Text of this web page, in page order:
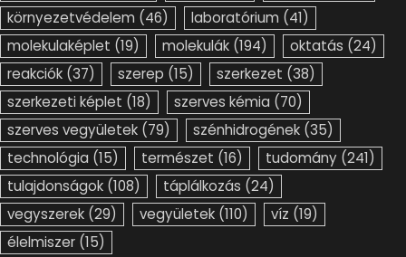
környezetvédelem (46) laboratórium (41)
molekulaképlet (19) molekulák (194) oktatás (24)
reakciók (37) szerep (15) szerkezet (38)
szerkezeti képlet (18) szerves kémia (70)
szerves vegyületek (79) szénhidrogének (35)
technológia (15) természet (16) tudomány (241)
tulajdonságok (108) táplálkozás (24)
vegyszerek (29) vegyületek (110) víz (19)
élelmiszer (15)